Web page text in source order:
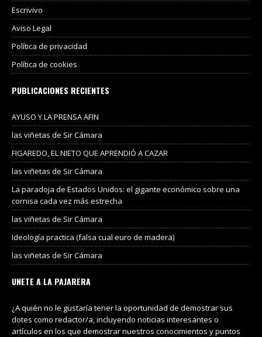
Escrivivo
Aviso Legal
Política de privacidad
Política de cookies
PUBLICACIONES RECIENTES
AYUSO Y LA PRENSA AFIN
las viñetas de Sir Cámara
FIGAREDO, EL NIETO QUE APRENDIÓ A CAZAR
las viñetas de Sir Cámara
La paradoja de Estados Unidos: el gigante económico sobre una
cornisa cada vez más estrecha
las viñetas de Sir Cámara
Ideología practica (falsa cual euro de madera)
las viñetas de Sir Cámara
UNETE A LA PAJARERA
¿A quién no le gustaría tener la oportunidad de demostrar sus
dotes como redactor/a, incluyendo noticias interesantes o
artículos en los que demostrar nuestros conocimientos y puntos